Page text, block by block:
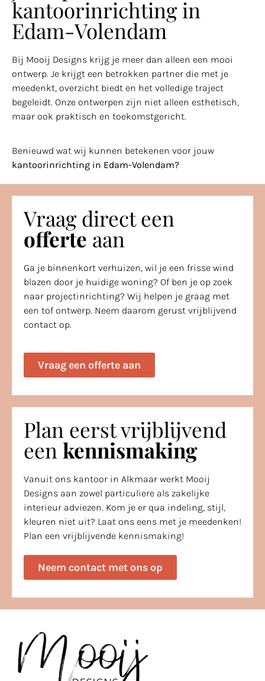
kantoorinrichting in
Edam-Volendam
Bij Mooij Designs krijg je meer dan alleen een mooi
ontwerp. Je krijgt een betrokken partner die met je
meedenkt, overzicht biedt en het volledige traject
begeleidt. Onze ontwerpen zijn niet alleen esthetisch,
maar ook praktisch en toekomstgericht.
Benieuwd wat wij kunnen betekenen voor jouw
kantoorinrichting in Edam-Volendam?
Vraag direct een
offerte aan
Ga je binnenkort verhuizen, wil je een frisse wind
blazen door je huidige woning? Of ben je op zoek
naar projectinrichting? Wij helpen je graag met
een tof ontwerp. Neem daarom gerust vrijblijvend
contact op.
Vraag een offerte aan
Plan eerst vrijblijvend
een kennismaking
Vanuit ons kantoor in Alkmaar werkt Mooij
Designs aan zowel particuliere als zakelijke
interieur adviezen. Kom je er qua indeling, stijl,
kleuren niet uit? Laat ons eens met je meedenken!
Plan een vrijblijvende kennismaking!
Neem contact met ons op